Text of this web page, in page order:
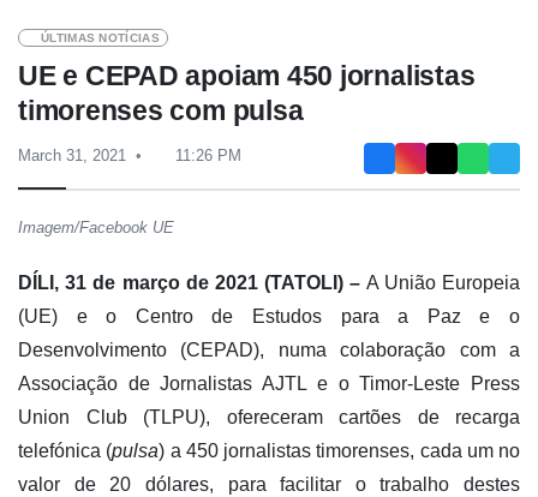
ÚLTIMAS NOTÍCIAS
UE e CEPAD apoiam 450 jornalistas
timorenses com pulsa
March 31, 2021 11:26 PM
Imagem/Facebook UE
DÍLI , 31 de março de 2021 (TATOLI) – A União Europeia
(UE) e o Centro de Estudos para a Paz e o
Desenvolvimento (CEPAD), numa colaboração com a
Associação de Jornalistas AJTL e o Timor-Leste Press
Union Club (TLPU), ofereceram cartões de recarga
telefónica (pulsa) a 450 jornalistas timorenses, cada um no
valor de 20 dólares, para facilitar o trabalho destes